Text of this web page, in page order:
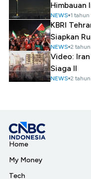
Himbauan
NEWS 1
KBRI
Siapkan
NEWS 2
Video:
Siaga II
NEWS 2
Home
My Money
Tech